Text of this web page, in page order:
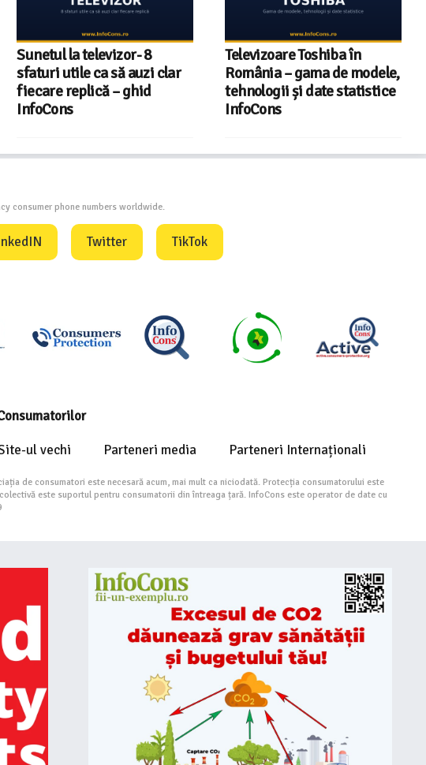
la televizor- 8
utile ca să auzi clar
replică – ghid
Televizoare Toshiba în
România – gama de modele,
tehnologii și date statistice
InfoCons
consumer phone numbers worldwide.
Twitter TikTok
ul vechi Parteneri media Parteneri Internaționali
de consumatori este necesară acum, mai mult ca niciodată. Protecția consumatorului este
este suportul pentru consumatorii din întreaga țară. InfoCons este operator de date cu